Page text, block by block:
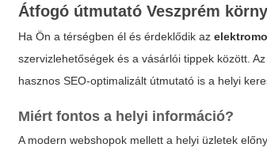
Átfogó útmutató Veszprém
Ha Ön a térségben él és érdeklődik az
szervizlehetőségek és a vásárlói tippek között.
hasznos SEO-optimalizált útmutató is a helyi
Miért fontos a helyi információ?
A modern webshopok mellett a helyi üzletek